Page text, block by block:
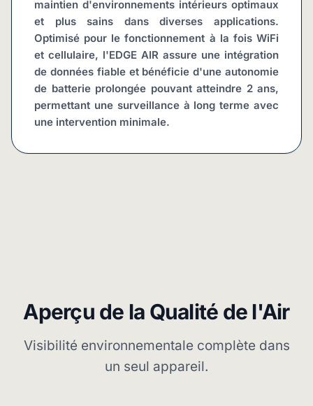
maintien d'environnements intérieurs optimaux
et plus sains dans diverses applications.
Optimisé pour le fonctionnement à la fois WiFi
et cellulaire, l'EDGE AIR assure une intégration
de données fiable et bénéficie d'une autonomie
de batterie prolongée pouvant atteindre 2 ans,
permettant une surveillance à long terme avec
une intervention minimale.
Aperçu de la Qualité de l'Air
Visibilité environnementale complète dans
un seul appareil.